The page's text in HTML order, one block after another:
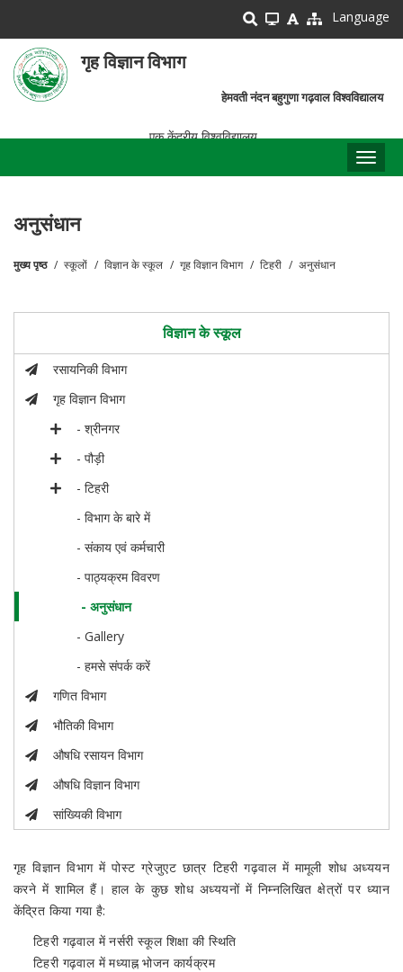
main
content
Language
गृह विज्ञान विभाग
हेमवती नंदन बहुगुणा गढ़वाल विश्वविद्यालय
एक केंद्रीय विश्वविद्यालय
अनुसंधान
मुख्य पृष्ठ स्कूलों विज्ञान के स्कूल गृह विज्ञान विभाग टिहरी अनुसंधान
विज्ञान के स्कूल
रसायनिकी विभाग
गृह विज्ञान विभाग
- श्रीनगर
- पौड़ी
- टिहरी
- विभाग के बारे में
- संकाय एवं कर्मचारी
- पाठ्यक्रम विवरण
- अनुसंधान
- Gallery
- हमसे संपर्क करें
गणित विभाग
भौतिकी विभाग
औषधि रसायन विभाग
औषधि विज्ञान विभाग
सांख्यिकी विभाग
गृह विज्ञान विभाग में पोस्ट ग्रेजुएट छात्र टिहरी गढ़वाल में मामूली शोध अध्ययन
करने में शामिल हैं। हाल के कुछ शोध अध्ययनों में निम्नलिखित क्षेत्रों पर ध्यान
केंद्रित किया गया है:
टिहरी गढ़वाल में नर्सरी स्कूल शिक्षा की स्थिति
टिहरी गढ़वाल में मध्याह्न भोजन कार्यक्रम